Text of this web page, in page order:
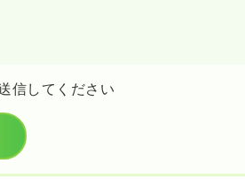
信してください